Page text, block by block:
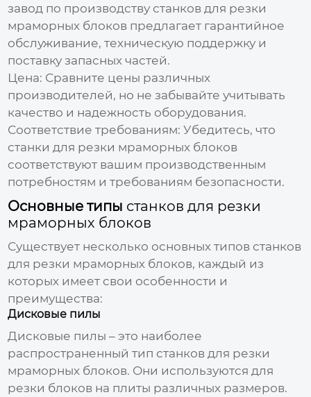
завод по производству станков для резки
мраморных блоков предлагает гарантийное
обслуживание, техническую поддержку и
поставку запасных частей.
Цена: Сравните цены различных
производителей, но не забывайте учитывать
качество и надежность оборудования.
Соответствие требованиям: Убедитесь, что
станки для резки мраморных блоков
соответствуют вашим производственным
потребностям и требованиям безопасности.
Основные типы станков для резки
мраморных блоков
Существует несколько основных типов станков
для резки мраморных блоков, каждый из
которых имеет свои особенности и
преимущества:
Дисковые пилы
Дисковые пилы – это наиболее
распространенный тип станков для резки
мраморных блоков. Они используются для
резки блоков на плиты различных размеров.